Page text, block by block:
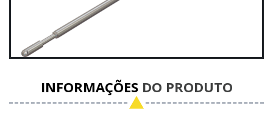
INFORMAÇÕESDO PRODUTO